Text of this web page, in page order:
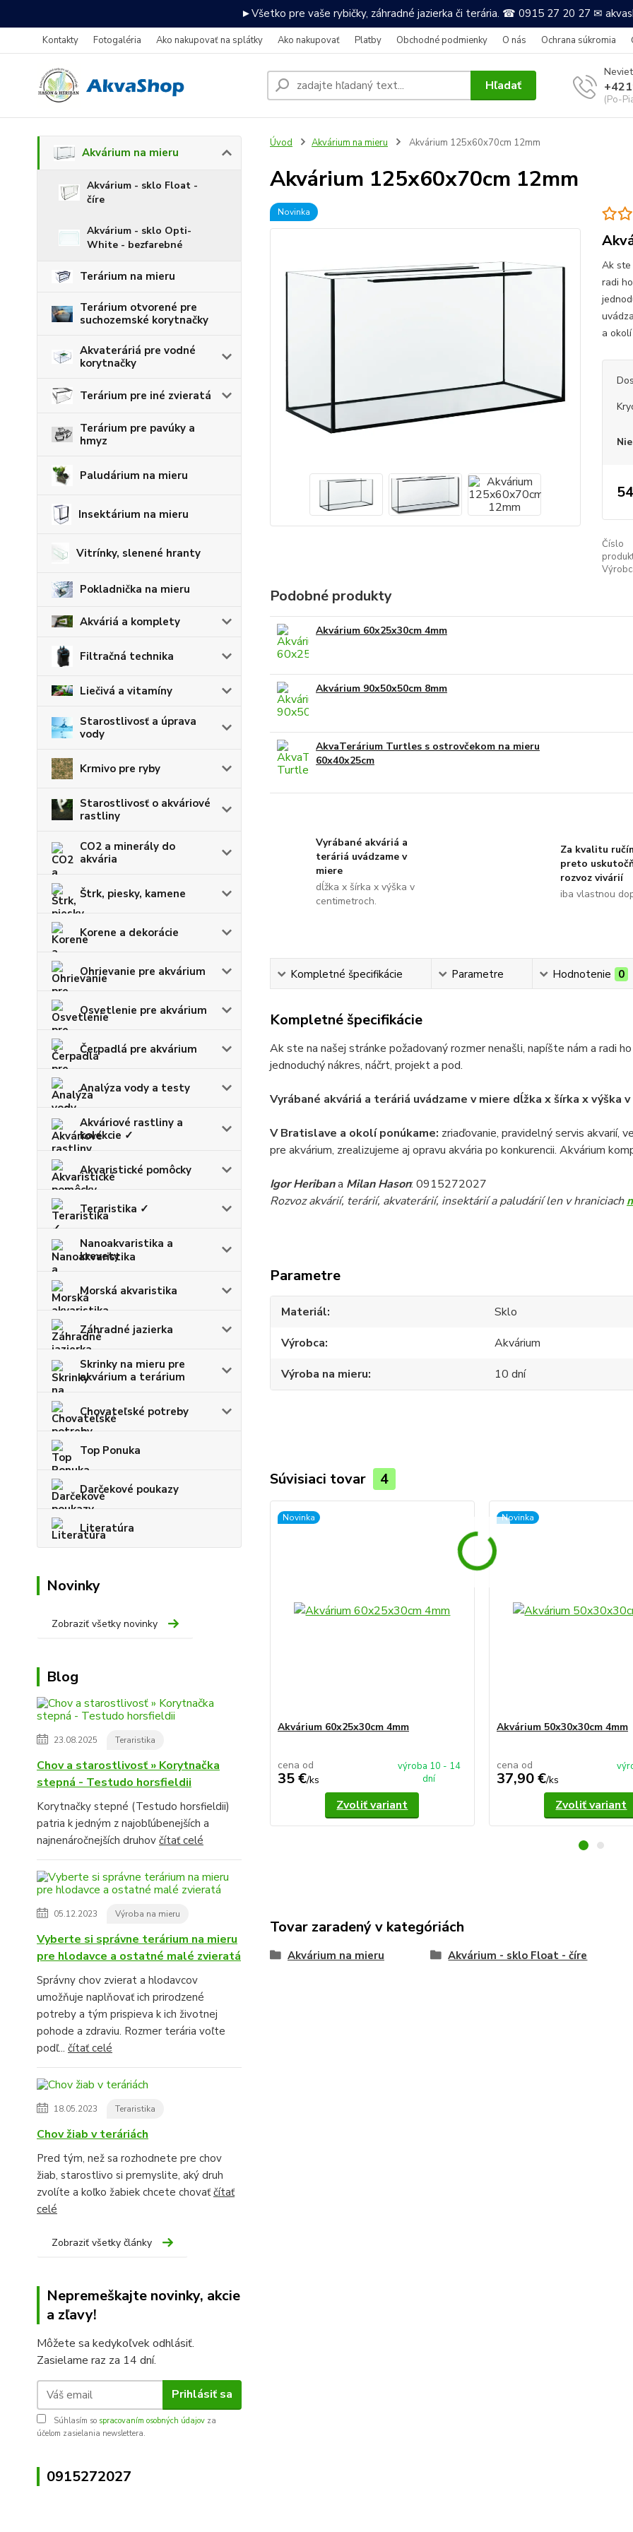
►Všetko pre vaše rybičky, záhradné jazierka či terária. ☎ 0915 27 20 27 ✉
Kontakty Fotogaléria Ako nakupovať na splátky Ako nakupovať Platby Obchodné podmienky O nás Ochrana súkromia
Hľadať
(Po-
Akvárium na mieru
Akvárium - sklo Float -
číre
Akvárium - sklo Opti-
White - bezfarebné
Terárium na mieru
Terárium otvorené pre
suchozemské korytnačky
Akvateráriá pre vodné
korytnačky
Terárium pre iné zvieratá
Terárium pre pavúky a
hmyz
Paludárium na mieru
Insektárium na mieru
Vitrínky, slenené hranty
Pokladnička na mieru
Akváriá a komplety
Filtračná technika
Liečivá a vitamíny
Starostlivosť a úprava
vody
Krmivo pre ryby
Starostlivosť o akváriové
rastliny
CO2 a minerály do
akvária
Štrk, piesky, kamene
Korene a dekorácie
Ohrievanie pre akvárium
Osvetlenie pre akvárium
Čerpadlá pre akvárium
Analýza vody a testy
Akváriové rastliny a
kolekcie ✓
Akvaristické pomôcky
Teraristika ✓
Nanoakvaristika a
krevety
Morská akvaristika
Záhradné jazierka
Skrinky na mieru pre
akvárium a terárium
Chovateľské potreby
Top Ponuka
Darčekové poukazy
Literatúra
Novinky
Zobraziť všetky novinky
Blog
23.08.2025 Teraristika
Chov a starostlivosť » Korytnačka
stepná - Testudo horsfieldii
Korytnačky stepné (Testudo horsfieldii)
patria k jedným z najobľúbenejších a
najnenáročnejších druhov čítať celé
05.12.2023 Výroba na mieru
Vyberte si správne terárium na mieru
pre hlodavce a ostatné malé zvieratá
Správny chov zvierat a hlodavcov
umožňuje naplňovať ich prirodzené
potreby a tým prispieva k ich životnej
pohode a zdraviu. Rozmer terária voľte
podľ... čítať celé
18.05.2023 Teraristika
Chov žiab v teráriách
Pred tým, než sa rozhodnete pre chov
žiab, starostlivo si premyslite, aký druh
zvolíte a koľko žabiek chcete chovaťčítať
celé
Zobraziť všetky články
Nepremeškajte novinky, akcie
a zľavy!
Môžete sa kedykoľvek odhlásiť.
Zasielame raz za 14 dní.
Prihlásiť sa
Súhlasím so spracovaním osobných údajov za
účelom zasielania newslettera.
0915272027
Úvod Akvárium na mieru Akvárium 125x60x70cm 12mm
Akvárium 125x60x70cm 12mm
Novinka
Ak ste
radi
a
Číslo
Podobné produkty
Akvárium 60x25x30cm 4mm
Akvárium 90x50x50cm 8mm
AkvaTerárium Turtles s ostrovčekom na mieru
60x40x25cm
Vyrábané akváriá a
teráriá uvádzame v
miere
dĺžka x šírka x výška v
centimetroch.
Za kvalitu
preto
rozvoz vivárií
iba vlastnou
Kompletné špecifikácie Parametre Hodnotenie 0
Kompletné špecifikácie
Ak ste na našej stránke požadovaný rozmer nenašli, napíšte nám a radi
jednoduchý nákres, náčrt, projekt a pod.
Vyrábané akváriá a teráriá uvádzame v miere dĺžka x šírka x výška
V Bratislave a okolí ponúkame: zriaďovanie, pravidelný servis akvarií,
pre akvárium, zrealizujeme aj opravu akvária po konkurencii. Akvárium
Igor Heribana Milan Hason: 0915272027
Rozvoz akvárií, terárií, akvaterárií, insektárií a paludárií len v hraniciach
Parametre
Materiál
Sklo
Výrobca
Akvárium
Výroba na mieru
10 dní
Súvisiaci tovar 4
Novinka
Akvárium 60x25x30cm 4mm
cena od
35 €/ks
výroba 10 - 14
dní
Zvoliť variant
Novinka
Akvárium 50x30x30cm 4mm
cena od
37,90 €/ks
Zvoliť variant
Tovar zaradený v kategóriách
Akvárium na mieru Akvárium - sklo Float - číre